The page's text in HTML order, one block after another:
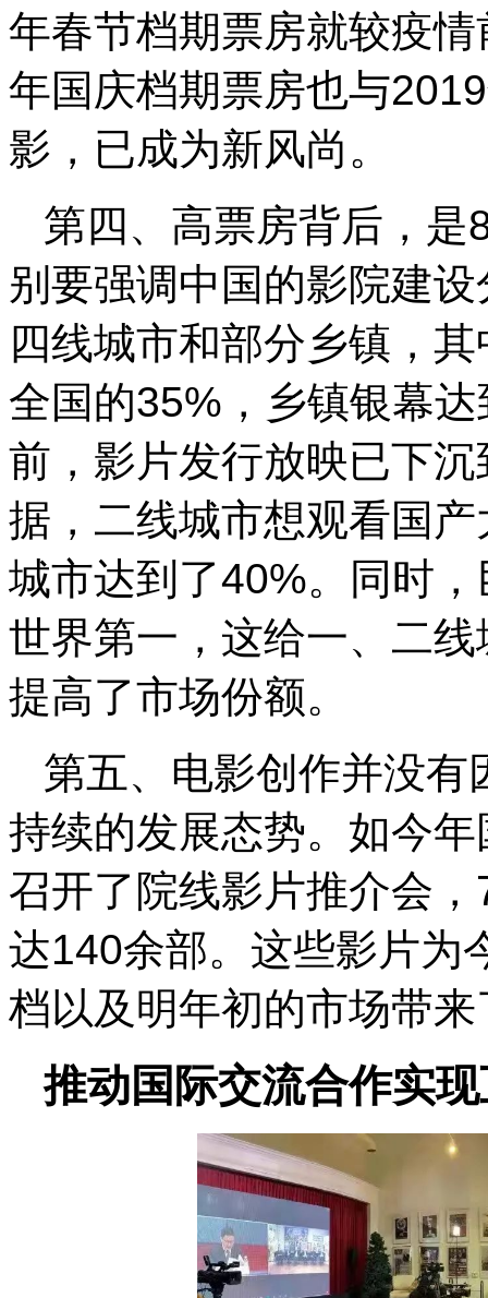
年春节档期票房就较疫
年国庆档期票房也与
影，已成为新风尚。
第四、高票房背后，
别要强调中国的影院建
四线城市和部分乡镇，
全国的35%，乡镇银幕
前，影片发行放映已下
据，二线城市想观看国
城市达到了40%。同时
世界第一，这给一、二
提高了市场份额。
第五、电影创作并没有
持续的发展态势。如今
召开了院线影片推介会
达140余部。这些影片为
档以及明年初的市场带
推动国际交流合作实